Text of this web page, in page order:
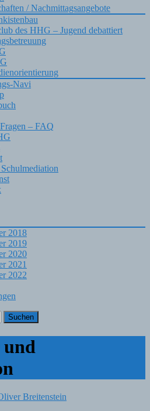
/ Nachmittagsangebote
des HHG – Jugend debattiert
Navi
– FAQ
2018
2019
2020
2021
2022
und
Breitenstein